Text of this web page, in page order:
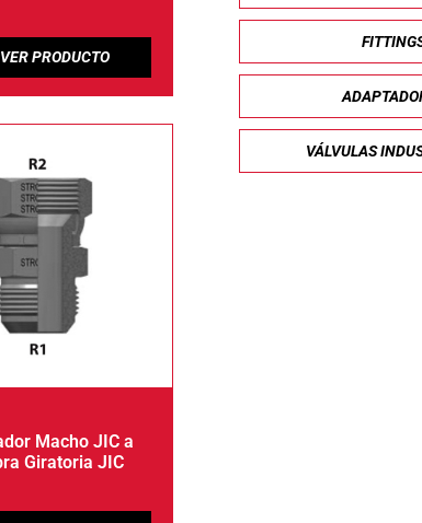
Macho JIC a
Giratoria JIC
VÁLVULAS